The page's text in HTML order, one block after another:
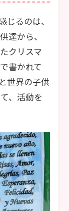
じるのは、
達から、
クリスマ
書かれて
世界の子供
、活動を